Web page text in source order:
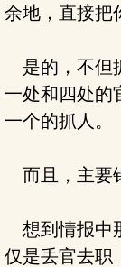
余地，直接把
是的，不但
一处和四处的
一个的抓人。
而且，主要
想到情报中
仅是丢官去职